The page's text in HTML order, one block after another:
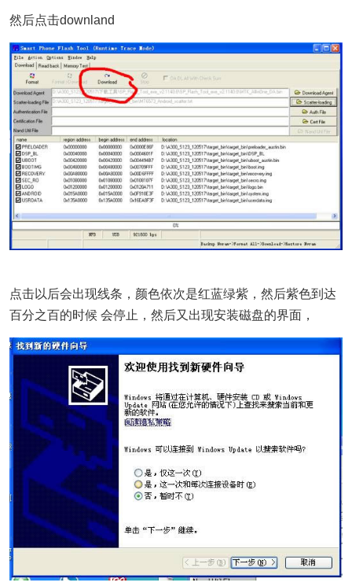
然后点击downland
点击以后会出现线条，颜色依次是红蓝绿紫，然后紫色到达
百分之百的时候 会停止，然后又出现安装磁盘的界面，